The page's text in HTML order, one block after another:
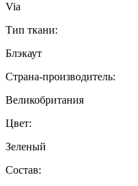
Via
Тип ткани:
Блэкаут
Страна-производитель:
Великобритания
Цвет:
Зеленый
Состав: